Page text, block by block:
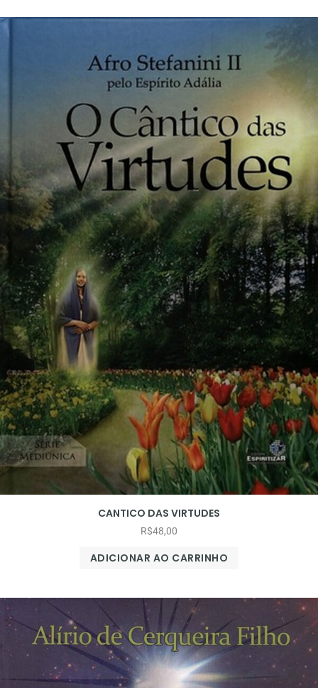
CANTICO DAS VIRTUDES
R$48,00
ADICIONAR AO CARRINHO